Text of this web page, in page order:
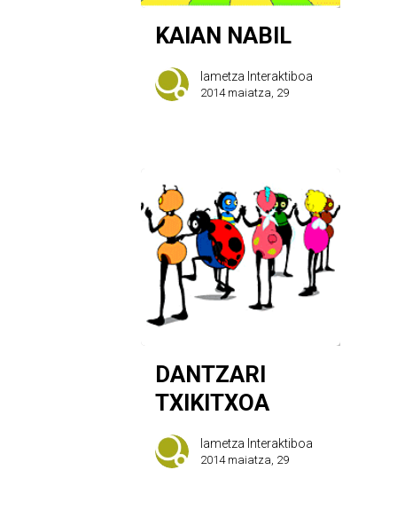
KAIAN NABIL
Iametza Interaktiboa
2014 maiatza, 29
DANTZARI
TXIKITXOA
Iametza Interaktiboa
2014 maiatza, 29